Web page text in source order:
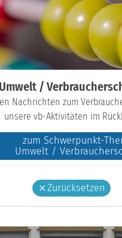
Umwelt /
Nachrichten zum
unsere vb-Aktivitäten im
zum Schwerpunkt-
Umwelt /
Zurücksetzen